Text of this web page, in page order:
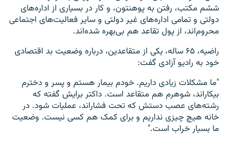
ششم مکتب، رفتن به پوهنتون، و کار در بسیاری از اداره‌های
دولتی و تمامی اداره‌های غیر دولتی و سایر فعالیت‌های اجتماعی
محروم‌اند، از پول تقاعد هم بی‌بهره شده‌اند.
راضیه، ۶۵ ساله، یکی از متقاعدین، درباره وضعیت بد اقتصادی
خود به رادیو آزادی گفت:
"ما مشکلات زیادی داریم. خودم بیمار هستم و پسر و دخترم
بیکاراند، شوهرم هم متقاعد است. داکتر برایش گفته که
رشته‌های عصب دستش که تحت فشاراند، عملیات شود. در
خانه هیچ چیزی نداریم و برای کمک هم کسی نیست. وضعیت
ما بسیار خراب است."